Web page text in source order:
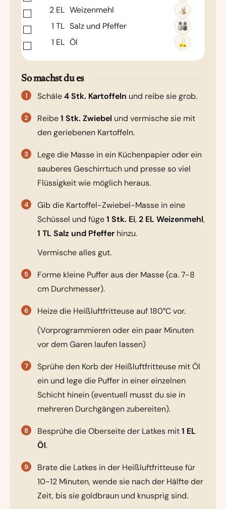
2 EL Weizenmehl
1 TL Salz und Pfeffer
1 EL Öl
So machst du es
Schäle4 Stk. Kartoffeln und reibe sie grob.
Reibe1 Stk. Zwiebel und vermische sie mit
den geriebenen Kartoffeln.
Lege die Masse in ein Küchenpapier oder ein
sauberes Geschirrtuch und presse so viel
Flüssigkeit wie möglich heraus.
Gib die Kartoffel-Zwiebel-Masse in eine
Schüssel und füge1 Stk. Ei,2 EL Weizenmehl,
1 TL Salz und Pfeffer hinzu.
Vermische alles gut.
Forme kleine Puffer aus der Masse (ca. 7-8
cm Durchmesser).
Heize die Heißluftfritteuse auf 180°C vor.
(Vorprogrammieren oder ein paar Minuten
vor dem Garen laufen lassen)
Sprühe den Korb der Heißluftfritteuse mit Öl
ein und lege die Puffer in einer einzelnen
Schicht hinein (eventuell musst du sie in
mehreren Durchgängen zubereiten).
Besprühe die Oberseite der Latkes mit1 EL
Öl.
Brate die Latkes in der Heißluftfritteuse für
10-12 Minuten, wende sie nach der Hälfte der
Zeit, bis sie goldbraun und knusprig sind.